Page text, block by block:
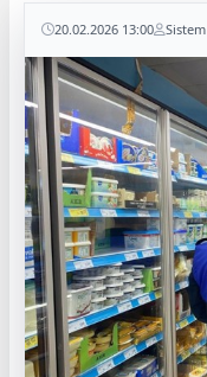
20.02.2026 13:00